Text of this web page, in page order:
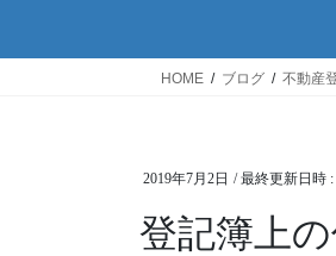
HOME ブログ 不動産
2019年7月2日 / 最終更新日時 :
登記簿上